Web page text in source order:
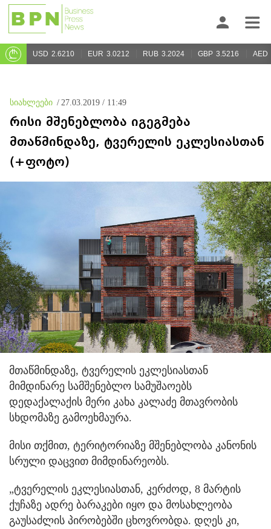
USD 2.6210 EUR 3.0212 RUB 3.2024 GBP 3.5216 AED
სიახლეები / 27.03.2019 / 11:49
რისი მშენებლობა იგეგმება
მთაწმინდაზე, ტვერელის ეკლესიასთან
(+ფოტო)
მთაწმინდაზე, ტვერელის ეკლესიასთან
მიმდინარე სამშენებლო სამუშაოებს
დედაქალაქის მერი კახა კალაძე მთავრობის
სხდომაზე გამოეხმაურა.
მისი თქმით, ტერიტორიაზე მშენებლობა კანონის
სრული დაცვით მიმდინარეობს.
„ტვერელის ეკლესიასთან, კერძოდ, 8 მარტის
ქუჩაზე ადრე ბარაკები იყო და მოსახლეობა
გაუსაძლის პირობებში ცხოვრობდა. დღეს კი,